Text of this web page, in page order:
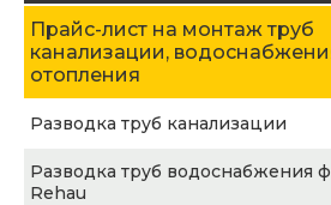
Прайс-лист на монтаж труб
канализации,
отопления
Разводка труб канализации
Разводка труб водоснабжения
Rehau